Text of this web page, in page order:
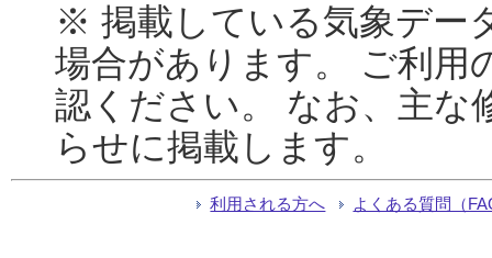
※ 掲載している気象デー
場合があります。 ご利用
認ください。 なお、主な
らせに掲載します。
利用される方へ よくある質問（